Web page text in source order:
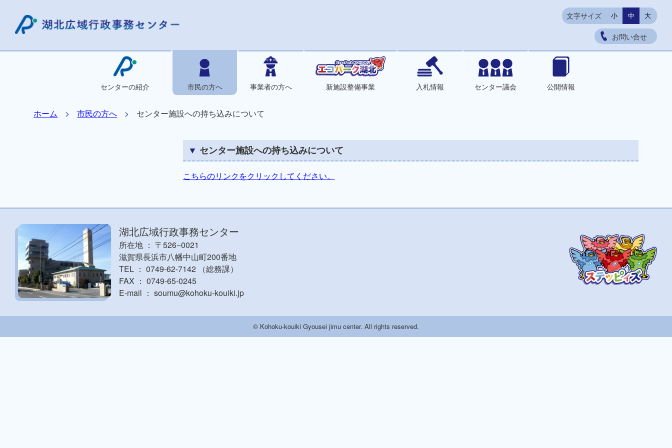
文字サイズ 小 中 大
お問い合せ
センターの紹介 市民の方へ 事業者の方へ 新施設整備事業 入札情報 センター議会 公開情報
ホーム 市民の方へ センター施設への持ち込みについて
センター施設への持ち込みについて
こちらのリンクをクリックしてください。
湖北広域行政事務センター
所在地 ： 〒526−0021
滋賀県長浜市八幡中山町200番地
TEL ： 0749-62-7142 （総務課）
FAX ： 0749-65-0245
E-mail ： soumu@kohoku-kouiki.jp
© Kohoku-kouiki Gyousei jimu center. All rights reserved.